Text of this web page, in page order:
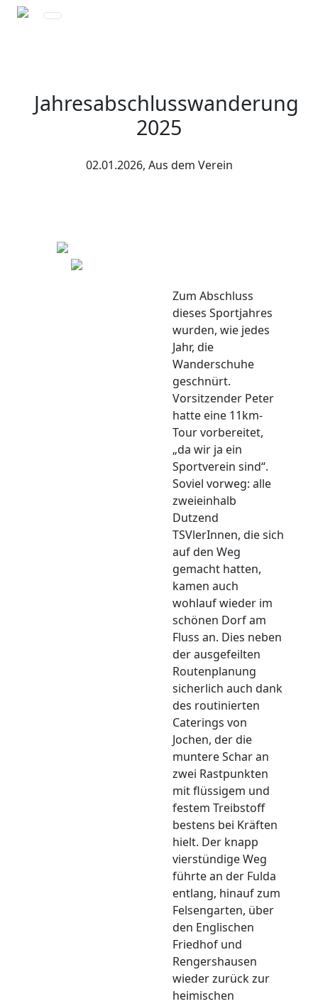
Jahresabschlusswanderung
2025
02.01.2026, Aus dem Verein
Zum Abschluss
dieses Sportjahres
wurden, wie jedes
Jahr, die
Wanderschuhe
geschnürt.
Vorsitzender Peter
hatte eine 11km-
Tour vorbereitet,
„da wir ja ein
Sportverein sind“.
Soviel vorweg: alle
zweieinhalb
Dutzend
TSVlerInnen, die sich
auf den Weg
gemacht hatten,
kamen auch
wohlauf wieder im
schönen Dorf am
Fluss an. Dies neben
der ausgefeilten
Routenplanung
sicherlich auch dank
des routinierten
Caterings von
Jochen, der die
muntere Schar an
zwei Rastpunkten
mit flüssigem und
festem Treibstoff
bestens bei Kräften
hielt. Der knapp
vierstündige Weg
führte an der Fulda
entlang, hinauf zum
Felsengarten, über
den Englischen
Friedhof und
Rengershausen
wieder zurück zur
heimischen